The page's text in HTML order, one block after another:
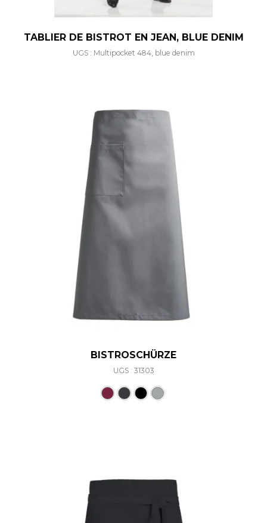
TABLIER DE BISTROT EN JEAN, BLUE DENIM
UGS : Multipocket 484, blue denim
BISTROSCHÜRZE
UGS : 31303